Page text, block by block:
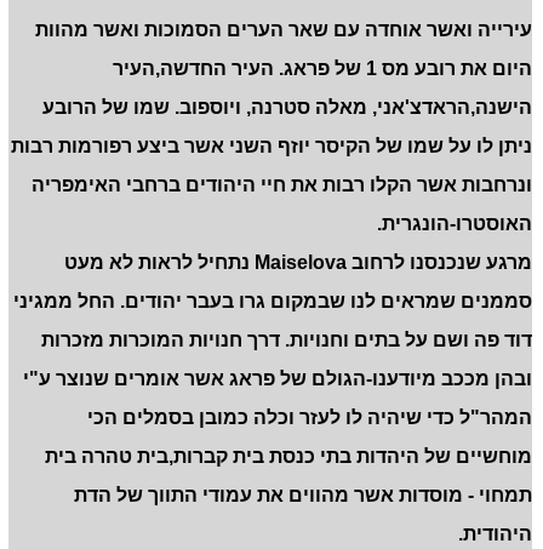
עירייה ואשר אוחדה עם שאר הערים הסמוכות ואשר מהוות
היום את רובע מס 1 של פראג. העיר החדשה,העיר
הישנה,הראדצ'אני, מאלה סטרנה, ויוספוב. שמו של הרובע
ניתן לו על שמו של הקיסר יוזף השני אשר ביצע רפורמות רבות
ונרחבות אשר הקלו רבות את חיי היהודים ברחבי האימפריה
האוסטרו-הונגרית.
מרגע שנכנסנו לרחובMaiselova נתחיל לראות לא מעט
סממנים שמראים לנו שבמקום גרו בעבר יהודים. החל ממגיני
דוד פה ושם על בתים וחנויות. דרך חנויות המוכרות מזכרות
ובהן מככב מיודענו-הגולם של פראג אשר אומרים שנוצר ע"י
המהר"ל כדי שיהיה לו לעזר וכלה כמובן בסמלים הכי
מוחשיים של היהדות בתי כנסת בית קברות,בית טהרה בית
תמחוי - מוסדות אשר מהווים את עמודי התווך של הדת
היהודית.